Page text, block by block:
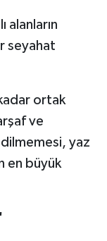
alanların
seyahat
ortak
ve
yaz
en büyük